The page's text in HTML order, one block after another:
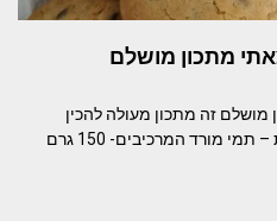
מתכון מושלם
מושלם זה מתכון מעולה להכין
ולשלוח בחבילות לחיילים שלנו מאת – תמי מורד המרכיבים- 150 גרם